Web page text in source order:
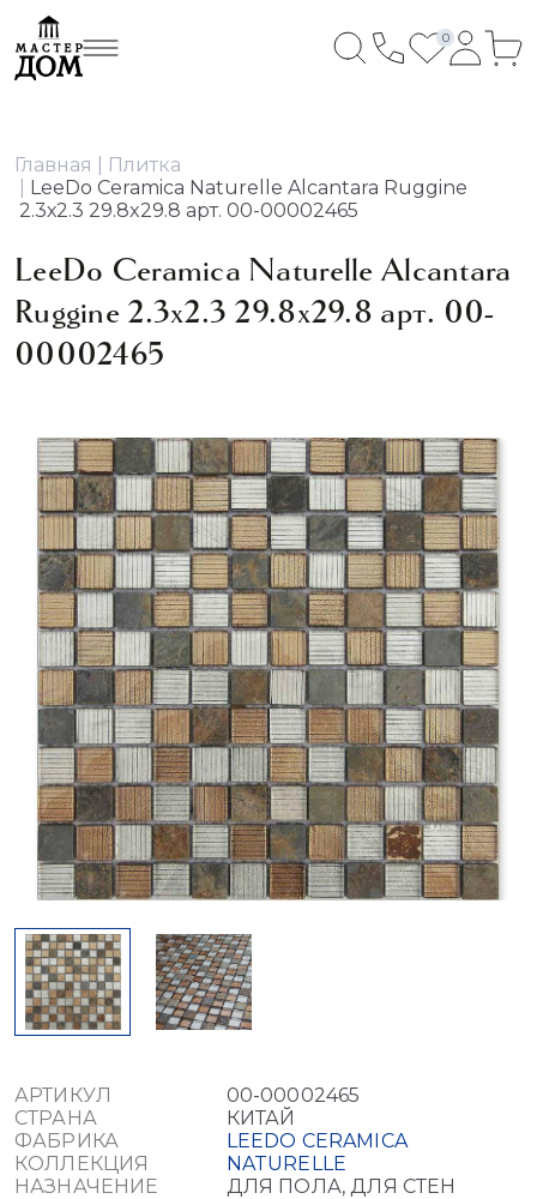
0
Главная
Плитка
LeeDo Ceramica Naturelle Alcantara Ruggine
2.3х2.3 29.8x29.8 арт. 00-00002465
LeeDo Ceramica Naturelle Alcantara
Ruggine 2.3х2.3 29.8x29.8 арт. 00-
00002465
АРТИКУЛ
00-00002465
СТРАНА
КИТАЙ
ФАБРИКА
LEEDO CERAMICA
КОЛЛЕКЦИЯ
NATURELLE
НАЗНАЧЕНИЕ
ДЛЯ ПОЛА, ДЛЯ СТЕН